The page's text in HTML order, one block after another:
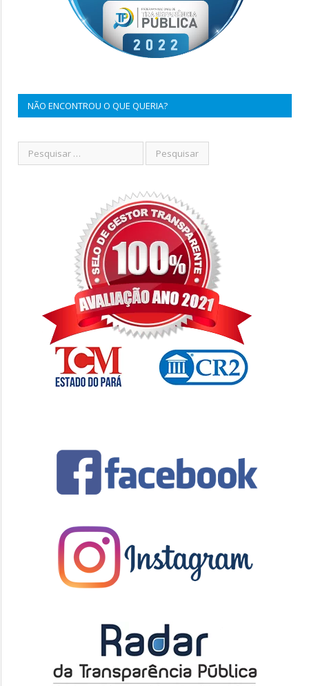
NÃO ENCONTROU O QUE QUERIA?